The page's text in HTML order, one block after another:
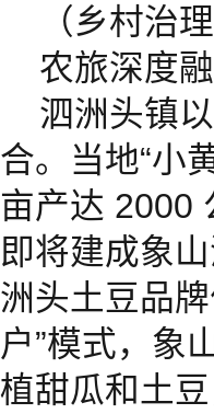
（乡村治
农旅深度
泗洲头镇
合。当地“小
亩产达 2000
即将建成象
洲头土豆品
户”模式，象
植甜瓜和土